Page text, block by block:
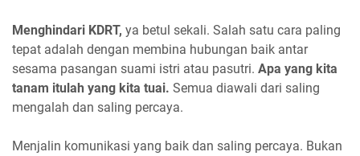
Menghindari KDRT, ya betul sekali. Salah satu cara paling
tepat adalah dengan membina hubungan baik antar
sesama pasangan suami istri atau pasutri. Apa yang kita
tanam itulah yang kita tuai. Semua diawali dari saling
mengalah dan saling percaya.
Menjalin komunikasi yang baik dan saling percaya. Bukan